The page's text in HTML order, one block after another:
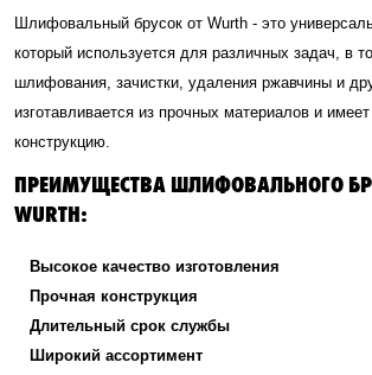
Шлифовальный брусок от Wurth - это
который используется для различных задач, в
шлифования, зачистки, удаления ржавчины и
изготавливается из прочных материалов и
конструкцию.
ПРЕИМУЩЕСТВА ШЛИФОВАЛЬНОГО
WURTH:
Высокое качество изготовления
Прочная конструкция
Длительный срок службы
Широкий ассортимент